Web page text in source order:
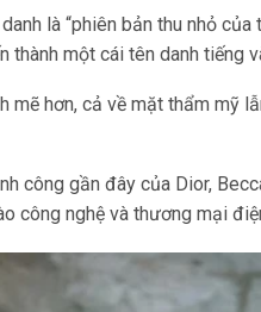
là “phiên bản thu nhỏ
thành một cái tên danh tiếng
mẽ hơn, cả về mặt thẩm mỹ
công gần đây của Dior,
công nghệ và thương mại